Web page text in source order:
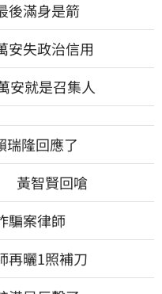
後滿身是箭
失政治信用
安就是召集人
隆回應了
黃智賢回嗆
騙案律師
再曬1照補刀